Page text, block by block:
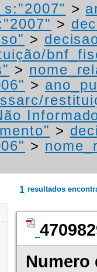
>
>
>
>
>
>
>
1 resultados
Numero